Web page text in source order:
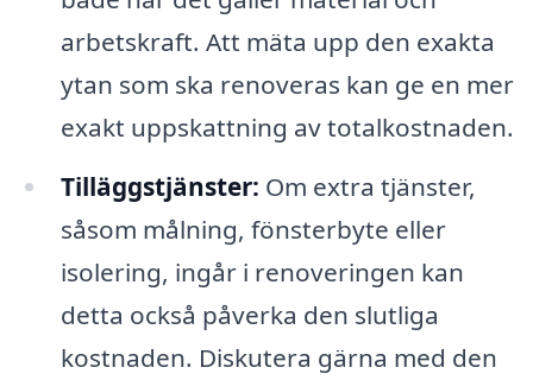
arbetskraft. Att mäta upp den exakta
ytan som ska renoveras kan ge en mer
exakt uppskattning av totalkostnaden.
Tilläggstjänster: Om extra tjänster,
såsom målning, fönsterbyte eller
isolering, ingår i renoveringen kan
detta också påverka den slutliga
kostnaden. Diskutera gärna med den